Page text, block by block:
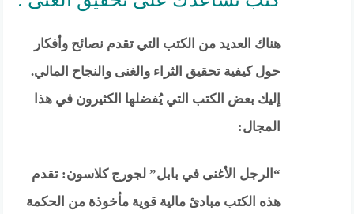
هناك العديد من الكتب التي تقدم نصائح وأفكار
حول كيفية تحقيق الثراء والغنى والنجاح المالي.
إليك بعض الكتب التي يُفضلها الكثيرون في هذا
المجال:
“الرجل الأغنى في بابل” لجورج كلاسون: تقدم
هذه الكتب مبادئ مالية قوية مأخوذة من الحكمة